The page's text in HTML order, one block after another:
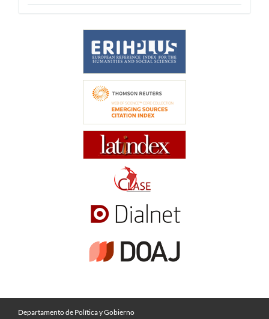
Departamento de Política y Gobierno